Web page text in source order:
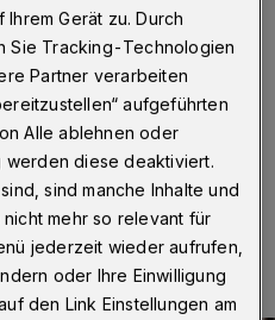
„Bläck Fööss“ gibt
Konzert im Wuppertaler
Minute Lesezeit
Gerät zu. Durch
Sie Tracking-Technologien
Partner verarbeiten
aufgeführten
Alle ablehnen oder
werden diese deaktiviert.
sind manche Inhalte und
mehr so relevant für
jederzeit wieder aufrufen,
oder Ihre Einwilligung
den Link Einstellungen am